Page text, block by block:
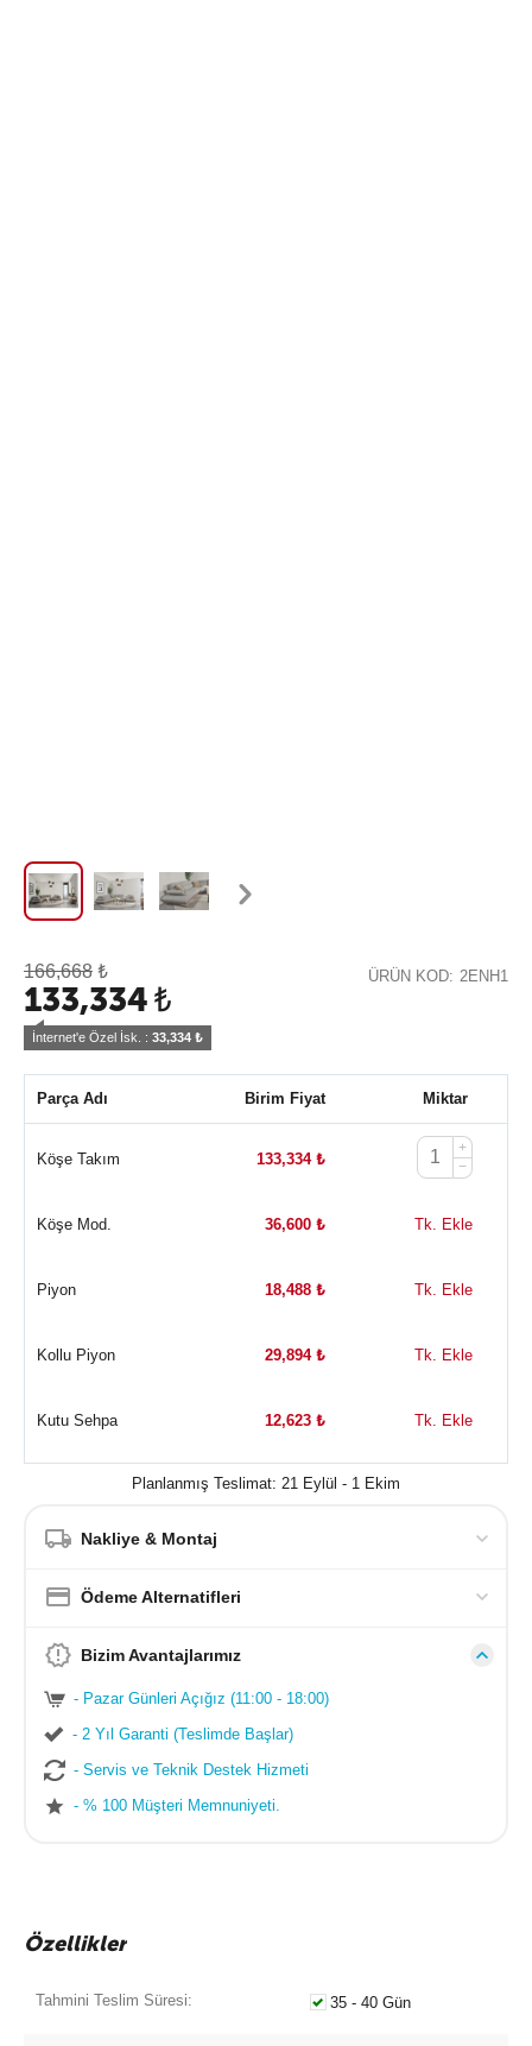
ÜRÜN KOD: 2ENH1
166,668 ₺
133,334₺
İnternet'e Özel İsk. : 33,334 ₺
Parça Adı Birim Fiyat Miktar
Köşe Takım 133,334 ₺
+
−
Köşe Mod. 36,600 ₺ Tk. Ekle
Piyon 18,488 ₺ Tk. Ekle
Kollu Piyon 29,894 ₺ Tk. Ekle
Kutu Sehpa 12,623 ₺ Tk. Ekle
Planlanmış Teslimat: 21 Eylül - 1 Ekim
Nakliye & Montaj
Ödeme Alternatifleri
Bizim Avantajlarımız
- Pazar Günleri Açığız (11:00 - 18:00)
- 2 Yıl Garanti (Teslimde Başlar)
- Servis ve Teknik Destek Hizmeti
- % 100 Müşteri Memnuniyeti.
Özellikler
Tahmini Teslim Süresi: 35 - 40 Gün